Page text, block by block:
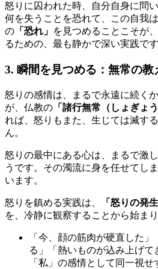
怒りに囚われた時、自分自身に問
何を失うことを恐れて、この自我
の 「恐れ」 を見つめることこそが
るための、最も静かで深い実践です
3. 瞬間を見つめる：無常の教
怒りの感情は、まるで永遠に続く
が、仏教の 「諸行無常（しょぎょ
れば、怒りもまた、生じては滅す
ん。
怒りの最中にある心は、まるで激
うです。その濁流に身を任せてし
います。
怒りを鎮める実践は、
「怒りの発
を、冷静に観察することから始まり
「今、顔の筋肉が硬直した
る」「熱いものが込み上げ
「私」の感情として同一視